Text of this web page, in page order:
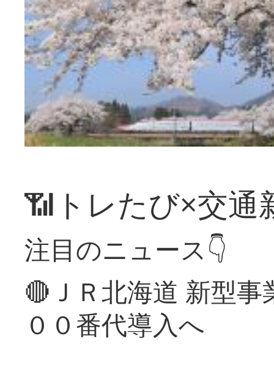
📶トレたび×交通
注目のニュース👇
🔴ＪＲ北海道 新型
００番代導入へ